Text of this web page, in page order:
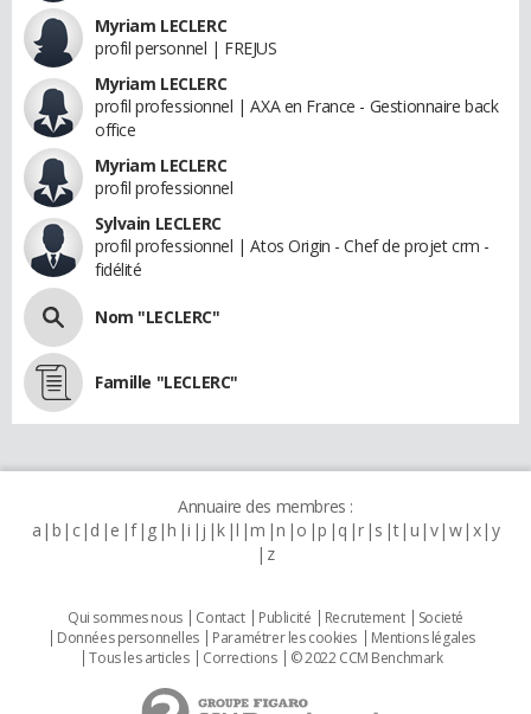
Myriam LECLERC
profil personnel | FREJUS
Myriam LECLERC
profil professionnel | AXA en France - Gestionnaire back
office
Myriam LECLERC
profil professionnel
Sylvain LECLERC
profil professionnel | Atos Origin - Chef de projet crm -
fidélité
Nom "LECLERC"
Famille "LECLERC"
Annuaire des membres :
a b c d e f g h i j k l m n o p q r s t u v w x y
z
Qui sommes nous Contact Publicité Recrutement
Societé
Données personnelles
Paramétrer les cookies
Mentions légales
Tous les articles
Corrections © 2022 CCM Benchmark